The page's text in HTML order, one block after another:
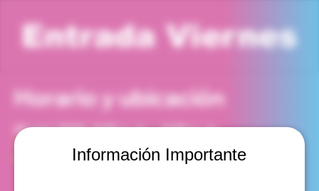
Información Importante
Entrada Viernes
Horario y ubicación
23 ene 2026, 5:00 p. m. – 6:00 p. m.
Viña del Mar, Cam. Internacional 2440, 2541754 Viña
del Mar, Valparaíso, Chile